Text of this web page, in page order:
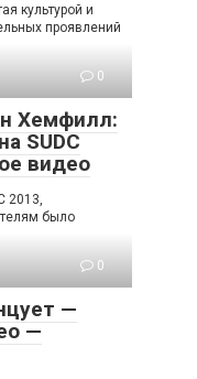
культурой и
проявлений
0
Хемфилл:
SUDC
видео
2013,
было
0
—
—